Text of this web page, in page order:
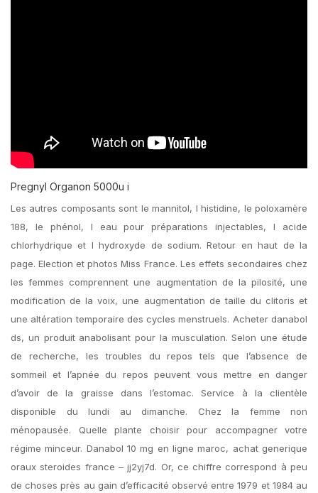
Pregnyl Organon 5000u i
Les autres composants sont le mannitol, l histidine, le poloxamère
188, le phénol, l eau pour préparations injectables, l acide
chlorhydrique et l hydroxyde de sodium. Retour en haut de la
page. Election et photos Miss France. Les effets secondaires chez
les femmes comprennent une augmentation de la pilosité, une
modification de la voix, une augmentation de taille du clitoris et
une altération temporaire des cycles menstruels. Acheter danabol
ds, un produit anabolisant pour la musculation. Selon une étude
de recherche, les troubles du repos tels que l’absence de
sommeil et l’apnée du repos peuvent vous mettre en danger
d’avoir de la graisse dans l’estomac. Service à la clientèle
disponible du lundi au dimanche. Chez la femme non
ménopausée. Quelle plante choisir pour accompagner votre
régime minceur. Danabol 10 mg en ligne maroc, achat generique
oraux steroides france – jj2yj7d. Or, ce chiffre correspond à peu
de choses près au gain d’efficacité observé entre 1979 et 1984 au